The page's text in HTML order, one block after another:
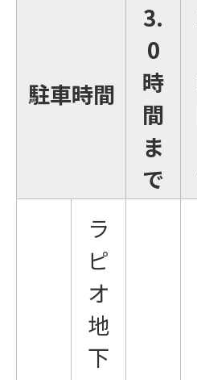
駐車時間
3.
0
時
間
ま
で
ラ
ピ
オ
地
下